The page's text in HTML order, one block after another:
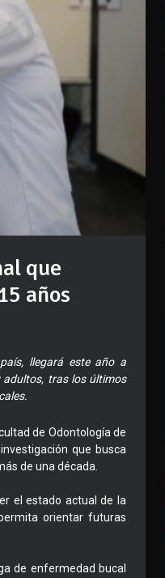
que
años
llegará este año a
adultos, tras los últimos
de Odontología de
que busca
de una década.
el estado actual de la
orientar futuras
de enfermedad bucal